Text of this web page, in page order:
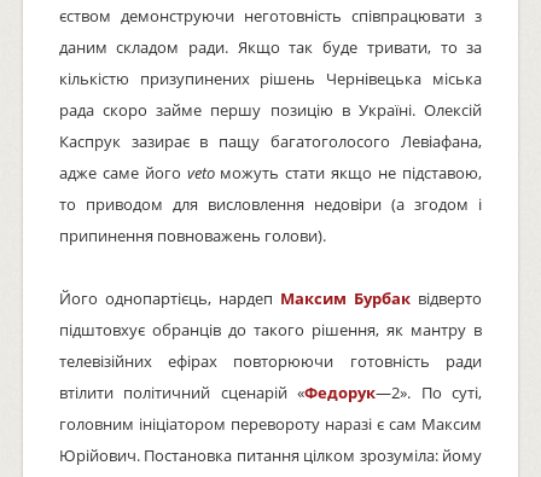
єством демонструючи неготовність співпрацювати з
даним складом ради. Якщо так буде тривати, то за
кількістю призупинених рішень Чернівецька міська
рада скоро займе першу позицію в Україні. Олексій
Каспрук зазирає в пащу багатоголосого Левіафана,
адже саме його vetoможуть стати якщо не підставою,
то приводом для висловлення недовіри (а згодом і
припинення повноважень голови).
Його однопартієць, нардеп Максим Бурбак відверто
підштовхує обранців до такого рішення, як мантру в
телевізійних ефірах повторюючи готовність ради
втілити політичний сценарій «Федорук—2». По суті,
головним ініціатором перевороту наразі є сам Максим
Юрійович. Постановка питання цілком зрозуміла: йому